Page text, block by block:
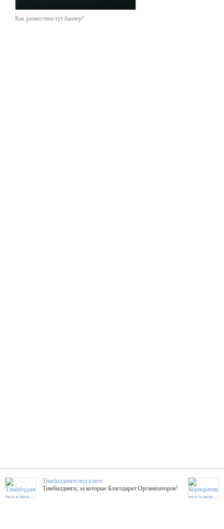
Как разместить тут баннер?
Тимбилдинги под ключ
Тимбилдинги, за которые Благодарят Организаторов!